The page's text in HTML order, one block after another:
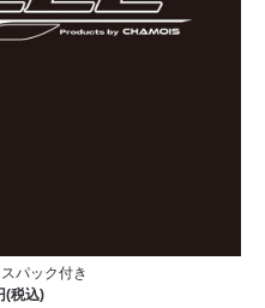
パック付き
(税込)